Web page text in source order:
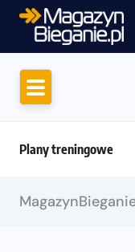
Plany treningowe